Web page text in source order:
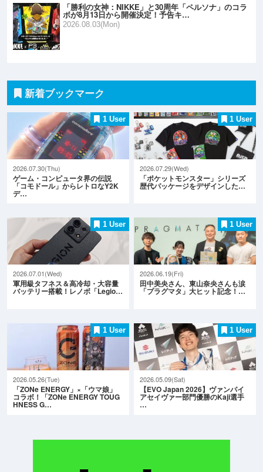
「勝利の女神：NIKKE」と30周年「ペルソナ」のコラ
ボが8月13日から開催決定！予告キ…
2026.08.03(Mon)
新着ブックマーク
1 User
2026.07.30(Thu)
ゲーム・コンピュータ界の伝説
「コモドール」からレトロなY2K
デ…
1 User
2026.07.29(Wed)
「ポケットモンスター」シリーズ
歴代パッケージをデザインした…
1 User
2026.07.01(Wed)
軍用級タフネス＆高冷却・大容量
バッテリー搭載！レノボ「Legio…
1 User
2026.06.19(Fri)
田中美央さん、東山奈央さんも涙
「プラグマタ」大ヒット記念！…
1 User
2026.05.26(Tue)
「ZONe ENERGY」×「ウマ娘」
コラボ！「ZONe ENERGY TOUG
HNESS G…
1 User
2026.05.09(Sat)
【EVO Japan 2026】ヴァンパイ
アセイヴァー部門優勝のKaji選手
…